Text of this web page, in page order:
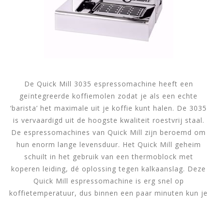
De Quick Mill 3035 espressomachine heeft een
geïntegreerde koffiemolen zodat je als een echte
‘barista’ het maximale uit je koffie kunt halen. De 3035
is vervaardigd uit de hoogste kwaliteit roestvrij staal.
De espressomachines van Quick Mill zijn beroemd om
hun enorm lange levensduur. Het Quick Mill geheim
schuilt in het gebruik van een thermoblock met
koperen leiding, dé oplossing tegen kalkaanslag. Deze
Quick Mill espressomachine is erg snel op
koffietemperatuur, dus binnen een paar minuten kun je